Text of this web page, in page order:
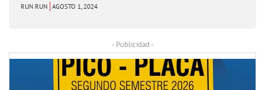
RUN RUN AGOSTO 1, 2024
- Publicidad -